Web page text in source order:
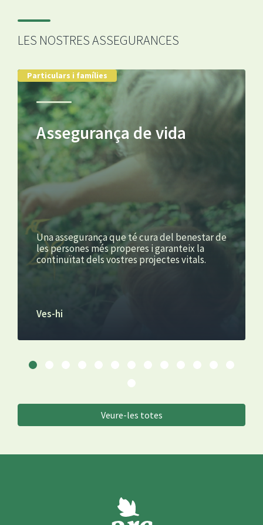
LES NOSTRES ASSEGURANCES
Particulars i famílies
Assegurança de vida
Una assegurança que té cura del benestar de
les persones més properes i garanteix la
continuïtat dels vostres projectes vitals.
Ves-hi
Veure-les totes